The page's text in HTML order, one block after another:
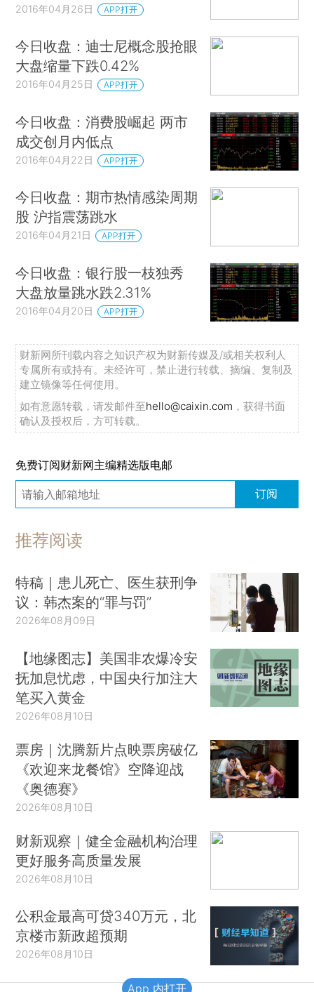
2016年04月26日 APP打开
今日收盘：迪士尼概念股抢眼
大盘缩量下跌0.42%
2016年04月25日 APP打开
今日收盘：消费股崛起 两市
成交创月内低点
2016年04月22日 APP打开
今日收盘：期市热情感染周期
股 沪指震荡跳水
2016年04月21日 APP打开
今日收盘：银行股一枝独秀
大盘放量跳水跌2.31%
2016年04月20日 APP打开
财新网所刊载内容之知识产权为财新传媒及/或相关权利人
专属所有或持有。未经许可，禁止进行转载、摘编、复制及
建立镜像等任何使用。
如有意愿转载，请发邮件至hello@caixin.com ，获得书面
确认及授权后，方可转载。
免费订阅财新网主编精选版电邮
订阅
推荐阅读
特稿｜患儿死亡、医生获刑争
议：韩杰案的“罪与罚”
2026年08月09日
【地缘图志】美国非农爆冷安
抚加息忧虑，中国央行加注大
笔买入黄金
2026年08月10日
票房｜沈腾新片点映票房破亿
《欢迎来龙餐馆》空降迎战
《奥德赛》
2026年08月10日
财新观察｜健全金融机构治理
更好服务高质量发展
2026年08月10日
公积金最高可贷340万元，北
京楼市新政超预期
2026年08月10日
App 内打开